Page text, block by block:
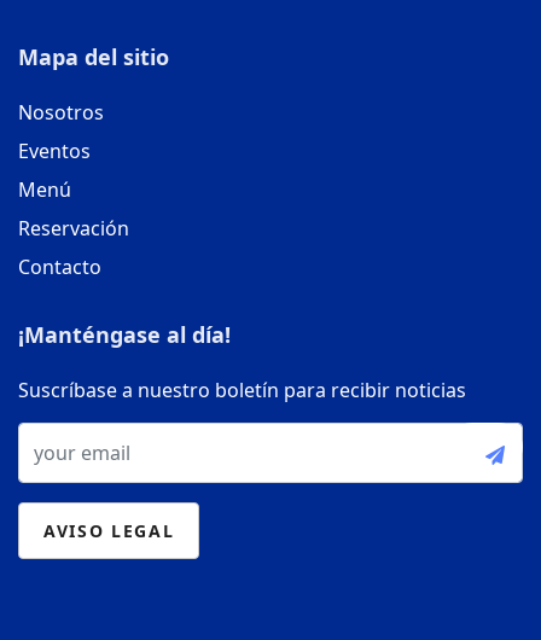
Mapa del sitio
Nosotros
Eventos
Menú
Reservación
Contacto
¡Manténgase al día!
Suscríbase a nuestro boletín para recibir noticias